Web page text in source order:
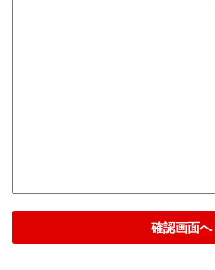
確認画面へ